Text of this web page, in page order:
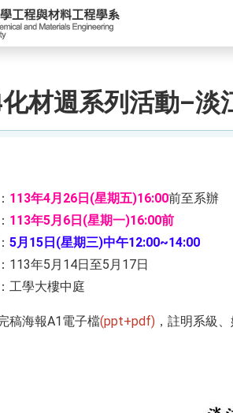
材週系列活動–淡
113年4月26日(星期五)16:00前至系辦
113年5月6日(星期一)16:00前
5月15日(星期三)中午12:00~14:00
113年5月14日至5月17日
工學大樓中庭
稿海報A1電子檔(ppt+pdf) ，註明系級